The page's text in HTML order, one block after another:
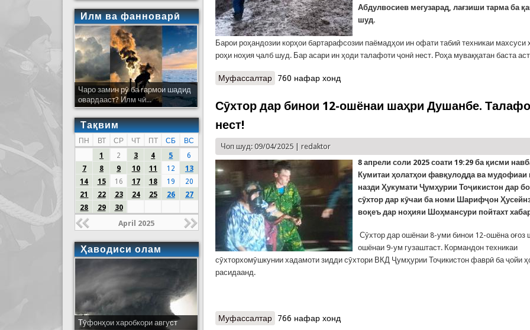
Абдулвосиев мегузарад, лағзиши тарма ба
шуд.
Барои роҳандозии корҳои бартарафсозии паёмадҳои ин офати табиӣ техникаи махсуси
роҳи ноҳия ҷалб шуд. Бар асари ин ҳоди талафоти ҷонӣ нест. Роҳа муваққатан баста
Муфассалтар о Тарма дар Рӯшон
760 нафар хонд
Сӯхтор дар бинои 12-ошёнаи шаҳри Душанбе.
нест!
Чоп шуд: 09/04/2025 |redaktor
8 апрели соли 2025соати 19:29ба қисми
Кумитаи ҳолатҳои фавқулодда ва мудофиаи
назди Ҳукумати Ҷумҳурии Тоҷикистон дар
сӯхтор дар кӯчаи ба номи Шарифҷон
воқеъ дар ноҳияи Шоҳмансури пойтахт
Сӯхтор дар ошёнаи 8-уми бинои 12-ошёна оғоз
ошёнаи 9-ум гузаштаст. Кормандон техникаи
сӯхторхомӯшкунии хадамоти зидди сӯхтори ВКД Ҷумҳурии Тоҷикистон фаврӣ ба ҷойи
расидаанд.
Муфассалтар о Сӯхтор дар бинои 12-ошёнаи шаҳри Душанбе. Талафоти ҷонӣ
766 нафар хонд
Илм ва фанноварӣ
Чаро замин рӯ ба гармои шадид
овардааст? Илм чӣ...
Тақвим
ПН ВТ СР ЧТ ПТ СБ
ВС
1
2 3 4 5
6
7
8 9 10 11 12
13
14
15 16 17 18 19
20
21
22 23 24 25 26
27
28
29 30
April 2025
Ҳаводиси олам
Тӯфонҳои харобкори август